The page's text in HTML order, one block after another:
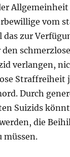
vom
das zur
verlangen,
Straffreiheit
Durch
Suizids
die
müssen.